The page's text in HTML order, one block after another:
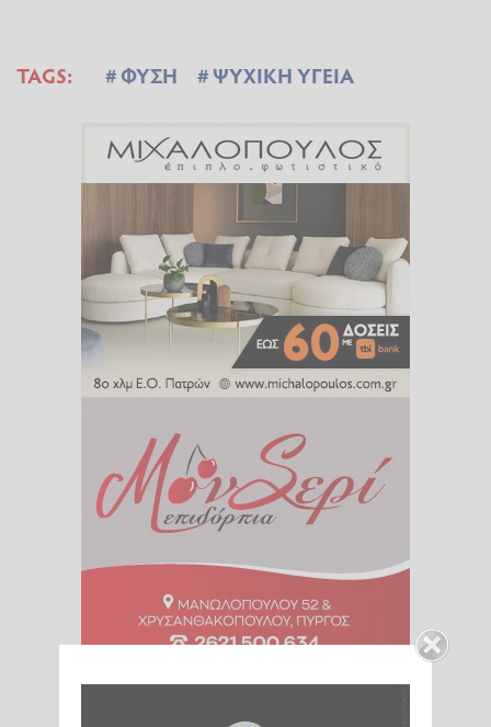
TAGS: ΦΥΣΗ ΨΥΧΙΚΗ ΥΓΕΙΑ